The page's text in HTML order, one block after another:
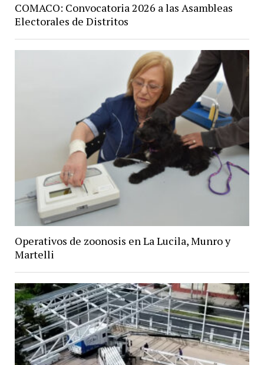
COMACO: Convocatoria 2026 a las Asambleas
Electorales de Distritos
Operativos de zoonosis en La Lucila, Munro y
Martelli